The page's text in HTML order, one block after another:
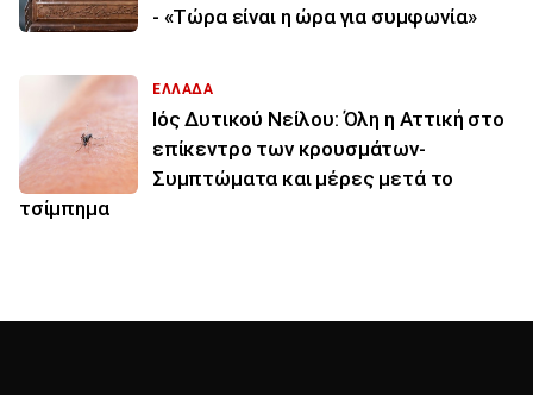
- «Τώρα είναι η ώρα για συμφωνία»
ΕΛΛΑΔΑ
Ιός Δυτικού Νείλου: Όλη η Αττική στο
επίκεντρο των κρουσμάτων-
Συμπτώματα και μέρες μετά το
τσίμπημα